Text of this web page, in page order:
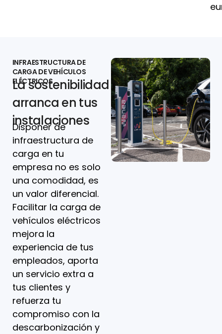
INFRAESTRUCTURA DE
CARGA DE VEHÍCULOS
ELÉCTRICOS
La sostenibilidad
arranca en tus
instalaciones
Disponer de
infraestructura de
carga en tu
empresa no es solo
una comodidad, es
un valor diferencial.
Facilitar la carga de
vehículos eléctricos
mejora la
experiencia de tus
empleados, aporta
un servicio extra a
tus clientes y
refuerza tu
compromiso con la
descarbonización y